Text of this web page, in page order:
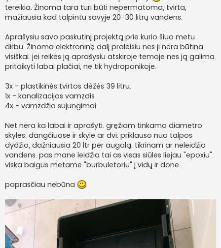
tereikia. Žinoma tara turi būti nepermatoma, tvirta,
mažiausia kad talpintu savyje 20-30 litrų vandens.
Aprašysiu savo paskutinį projektą prie kurio šiuo metu
dirbu. Žinoma elektroninę dalį praleisiu nes ji nėra būtina
visiškai. jei reikės ją aprašysiu atskiroje temoje nes ją galima
pritaikyti labai plačiai, ne tik hydroponikoje.
3x - plastikinės tvirtos dėžės 39 litru.
1x - kanalizacijos vamzdis
4x - vamzdžio sujungimai
Net nėra ka labai ir aprašyti. gręžiam tinkamo diametro
skyles. dangčiuose ir skyle ar dvi. priklauso nuo talpos
dydžio, dažniausia 20 ltr per augalą. tikrinam ar neleidžia
vandens. pas mane leidžia tai as visas siūles liejau "epoxiu".
viska baigus metame "burbuletoriu" į vidų ir done.
paprasčiau nebūna